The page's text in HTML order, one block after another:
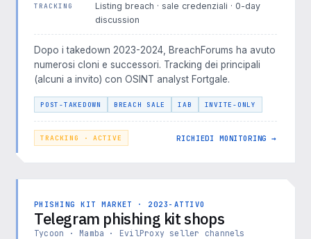
TRACKING
Listing breach · sale credenziali · 0-day
discussion
Dopo i takedown 2023-2024, BreachForums ha avuto
numerosi cloni e successori. Tracking dei principali
(alcuni a invito) con OSINT analyst Fortgale.
POST-TAKEDOWN BREACH SALE IAB INVITE-ONLY
TRACKING · ACTIVE RICHIEDI MONITORING →
PHISHING KIT MARKET · 2023-ATTIVO
Telegram phishing kit shops
Tycoon · Mamba · EvilProxy seller channels